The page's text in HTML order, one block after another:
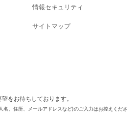
情報セキュリティ
サイトマップ
をお待ちしております。
名、住所、メールアドレスなど)のご入力はお控えくださ